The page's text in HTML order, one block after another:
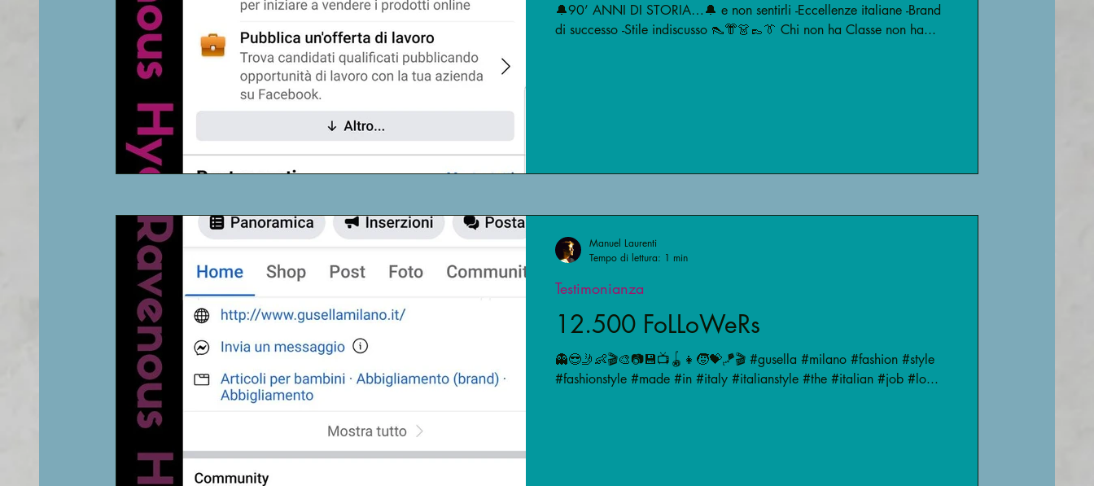
Competitor
🔔90’ ANNI DI STORIA…🔔 e non sentirli -Eccellenze italiane -Brand
di successo -Stile indiscusso 👠👘👗👞👔 Chi non ha Classe non ha...
12.500 FoLLoWeRs
👻😎🤳👶🎬🎨📷💾📺🪀👧🧒💝🪁🎬 #gusella #milano #fashion #style
#fashionstyle #made #in #italy #italianstyle #the #italian #job #lo...
Testimonianza
Manuel Laurenti
Tempo di lettura: 1 min